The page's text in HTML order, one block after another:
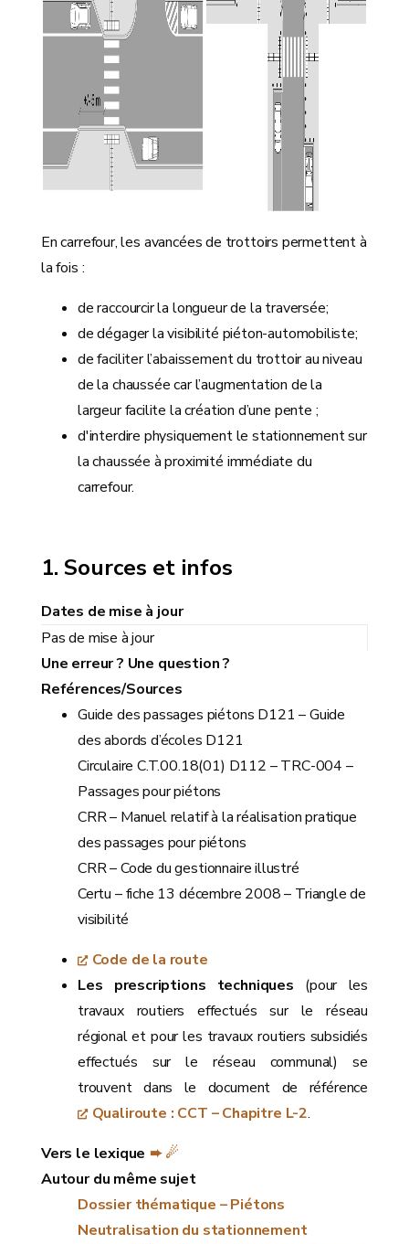
En carrefour, les avancées de trottoirs permettent à
la fois :
de raccourcir la longueur de la traversée;
de dégager la visibilité piéton-automobiliste;
de faciliter l’abaissement du trottoir au niveau
de la chaussée car l’augmentation de la
largeur facilite la création d’une pente ;
d'interdire physiquement le stationnement sur
la chaussée à proximité immédiate du
carrefour.
Sources et infos
Dates de mise à jour
Pas de mise à jour
Une erreur ? Une question ?
Reférences/Sources
Guide des passages piétons D121 – Guide
des abords d’écoles D121
Circulaire C.T.00.18(01) D112 – TRC-004 –
Passages pour piétons
CRR – Manuel relatif à la réalisation pratique
des passages pour piétons
CRR – Code du gestionnaire illustré
Certu – fiche 13 décembre 2008 – Triangle de
visibilité
Code de la route
Les prescriptions techniques (pour les
travaux routiers effectués sur le réseau
régional et pour les travaux routiers subsidiés
effectués sur le réseau communal) se
trouvent dans le document de référence
Qualiroute : CCT – Chapitre L-2.
Vers le lexique ➨ ☄
Autour du même sujet
Dossier thématique – Piétons
Neutralisation du stationnement